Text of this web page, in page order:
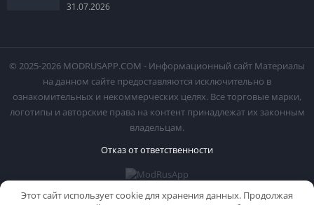
31.07.2026
© 2025-2026 MODRUSAPP.COM - Информационный сайт Материалы
на данном сайте предоставляются исключительно в
ознакомительных и некоммерческих целях. Все торговые марки,
логотипы и авторские права на контент принадлежат их законным
владельцам.
Отказ от ответственности
Этот сайт использует cookie для хранения данных. Продолжая